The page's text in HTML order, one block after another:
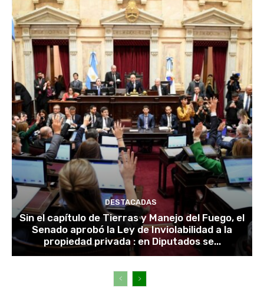
DESTACADAS
Sin el capítulo de Tierras y Manejo del Fuego, el
Senado aprobó la Ley de Inviolabilidad a la
propiedad privada : en Diputados se...